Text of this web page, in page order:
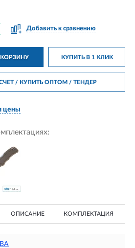
Добавить к сравнению
КОРЗИНУ КУПИТЬ В 1 КЛИК
/ КУПИТЬ ОПТОМ/ ТЕНДЕР
цены
ОПИСАНИЕ КОМПЛЕКТАЦИЯ